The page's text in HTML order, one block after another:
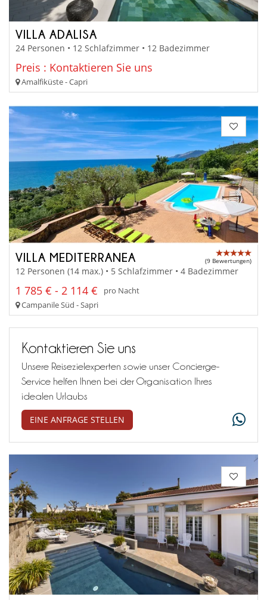
VILLA ADALISA
24 Personen • 12 Schlafzimmer • 12 Badezimmer
Preis : Kontaktieren Sie uns
Amalfiküste - Capri
VILLA MEDITERRANEA (9 Bewertungen)
12 Personen (14 max.) • 5 Schlafzimmer • 4 Badezimmer
1 785 € - 2 114 €
pro Nacht
Campanile Süd - Sapri
Kontaktieren Sie uns
Unsere Reisezielexperten sowie unser Concierge-
Service helfen Ihnen bei der Organisation Ihres
idealen Urlaubs
EINE ANFRAGE STELLEN